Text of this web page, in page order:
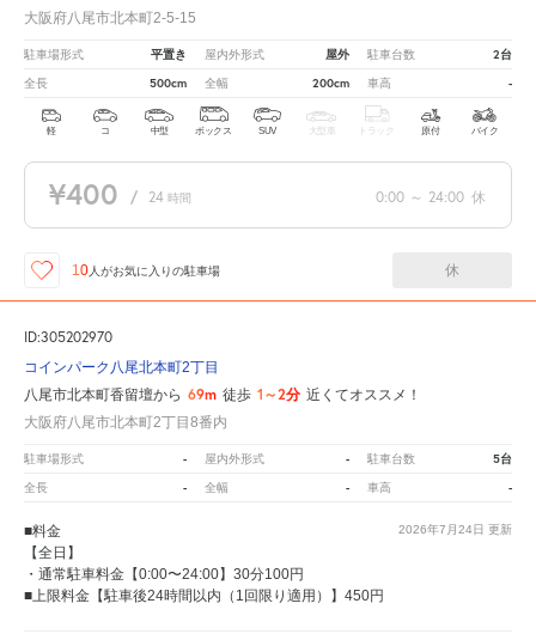
大阪府八尾市北本町2-5-15
駐車場形式 平置き 屋内外形式 屋外 駐車台数 2台
全長 500cm 全幅 200cm 車高 -
軽 コ 中型 ボックス SUV 大型車 トラック 原付 バイク
¥400 / 24 時間 0:00 ～ 24:00 休
10人がお気に入りの駐車場 休
ID:305202970
コインパーク八尾北本町2丁目
八尾市北本町香留壇から 69m 徒歩 1～2分 近くてオススメ！
大阪府八尾市北本町2丁目8番内
駐車場形式 - 屋内外形式 - 駐車台数 5台
全長 - 全幅 - 車高 -
2026年7月24日 更新
■料金
【全日】
・通常駐車料金【0:00〜24:00】30分100円
■上限料金【駐車後24時間以内（1回限り適用）】450円